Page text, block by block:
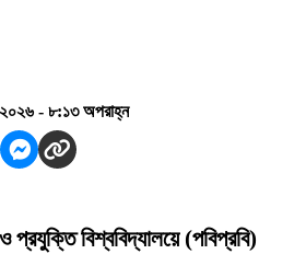
২০২৬ - ৮:১৩ অপরাহ্ন
ও প্রযুক্তি বিশ্ববিদ্যালয়ে (পবিপ্রবি)